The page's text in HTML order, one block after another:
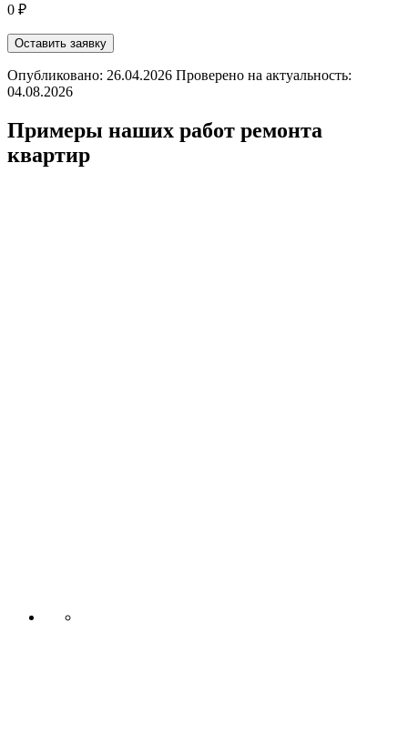
0 ₽
Оставить заявку
Опубликовано: 26.04.2026 Проверено на актуальность:
04.08.2026
Примеры наших работ ремонта
квартир